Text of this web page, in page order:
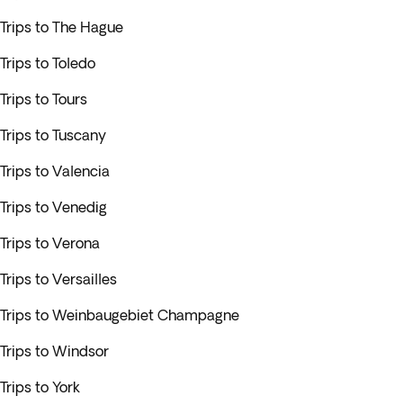
Trips to The Hague
Trips to Toledo
Trips to Tours
Trips to Tuscany
Trips to Valencia
Trips to Venedig
Trips to Verona
Trips to Versailles
Trips to Weinbaugebiet Champagne
Trips to Windsor
Trips to York